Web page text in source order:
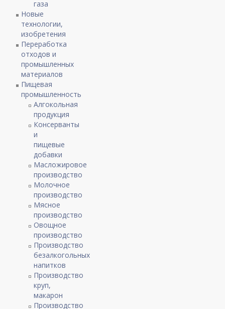
газа
Новые
технологии,
изобретения
Переработка
отходов и
промышленных
материалов
Пищевая
промышленность
Алгокольная
продукция
Консерванты
и
пищевые
добавки
Масложировое
производство
Молочное
производство
Мясное
производство
Овощное
производство
Производство
безалкогольных
напитков
Производство
круп,
макарон
Производство